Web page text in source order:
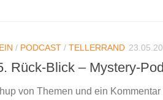
/ PODCAST / TELLERRAND
Rück-Blick – Mystery-
von Themen und ein